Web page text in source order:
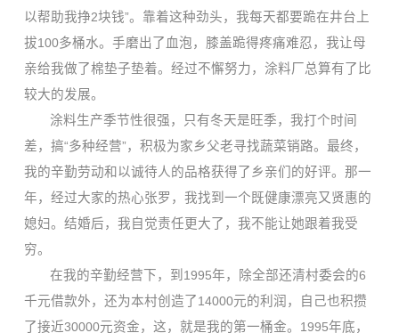
以帮助我挣2块钱”。靠着这种劲头，我每天都要跪在井台上
拔100多桶水。手磨出了血泡，膝盖跪得疼痛难忍，我让母
亲给我做了棉垫子垫着。经过不懈努力，涂料厂总算有了比
较大的发展。
涂料生产季节性很强，只有冬天是旺季，我打个时间
差，搞“多种经营”，积极为家乡父老寻找蔬菜销路。最终，
我的辛勤劳动和以诚待人的品格获得了乡亲们的好评。那一
年，经过大家的热心张罗，我找到一个既健康漂亮又贤惠的
媳妇。结婚后，我自觉责任更大了，我不能让她跟着我受
穷。
在我的辛勤经营下，到 1995年，除全部还清村委会的6
千元借款外，还为本村创造了14000元的利润，自己也积攒
了接近30000元资金，这，就是我的第一桶金。 1995年底，